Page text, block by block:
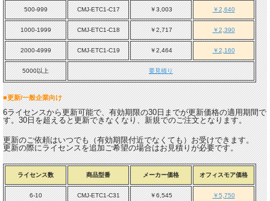
500-999 CMJ-ETC1-C17 ￥3,003 ￥2,640
1000-1999 CMJ-ETC1-C18 ￥2,717 ￥2,390
2000-4999 CMJ-ETC1-C19 ￥2,464 ￥2,160
5000以上 要見積り
■更新/一般企業向け
6ライセンスから更新可能で、有効期限の30日までが更新価格の適用期間で
す。30日を超えると更新できなくなり、新規でのご注文となります。
更新のご依頼はいつでも（有効期限付近でなくても）お受けできます。
更新の際にライセンスを追加ご希望の場合はお見積りが必要です。
ライセンス数 商品型番 メーカー価格 オフィスモア価格
6-10 CMJ-ETC1-C31 ￥6,545 ￥5,750